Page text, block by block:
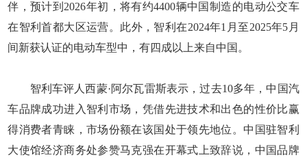
伴，预计到2026年初，将有约4400辆中国制造的电动公交车
在智利首都大区运营。此外，智利在2024年1月至2025年5月
间新获认证的电动车型中，有四成以上来自中国。
智利车评人西蒙·阿尔瓦雷斯表示，过去10多年，中国汽
车品牌成功进入智利市场，凭借先进技术和出色的性价比赢
得消费者青睐，市场份额在该国处于领先地位。中国驻智利
大使馆经济商务处参赞马克强在开幕式上致辞说，中国品牌